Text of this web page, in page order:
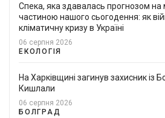
Спека, яка здавалась прогнозом на
частиною нашого сьогодення: як
кліматичну кризу в Україні
06 серпня 2026
ЕКОЛОГІЯ
На Харківщині загинув захисник
Кишлали
06 серпня 2026
БОЛГРАД